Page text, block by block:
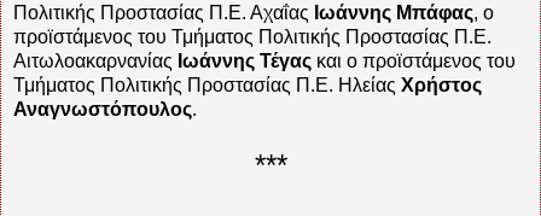
Πολιτικής Προστασίας Π.Ε. Αχαΐας Ιωάννης Μπάφας, ο
προϊστάμενος του Τμήματος Πολιτικής Προστασίας Π.Ε.
Αιτωλοακαρνανίας Ιωάννης Τέγας και ο προϊστάμενος του
Τμήματος Πολιτικής Προστασίας Π.Ε. Ηλείας Χρήστος
Αναγνωστόπουλος.
***